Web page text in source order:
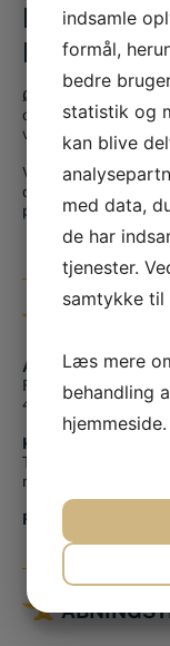
BESØG
BUTIK
Ønsker du at se og
og rådgivning med
vores butik på
Vi giver dig altid en
du er på udkig efter
perfekte
Adresse
Finlandsgade 14
4690 Haslev
Kontakt os
Tlf.:
mail@smedjeriet.dk
Find os på kortet
indsamle
formål,
bedre
statistik og
kan blive
med data,
de har
tjenester.
samtykke til
Læs mere
behandling
hjemmeside.